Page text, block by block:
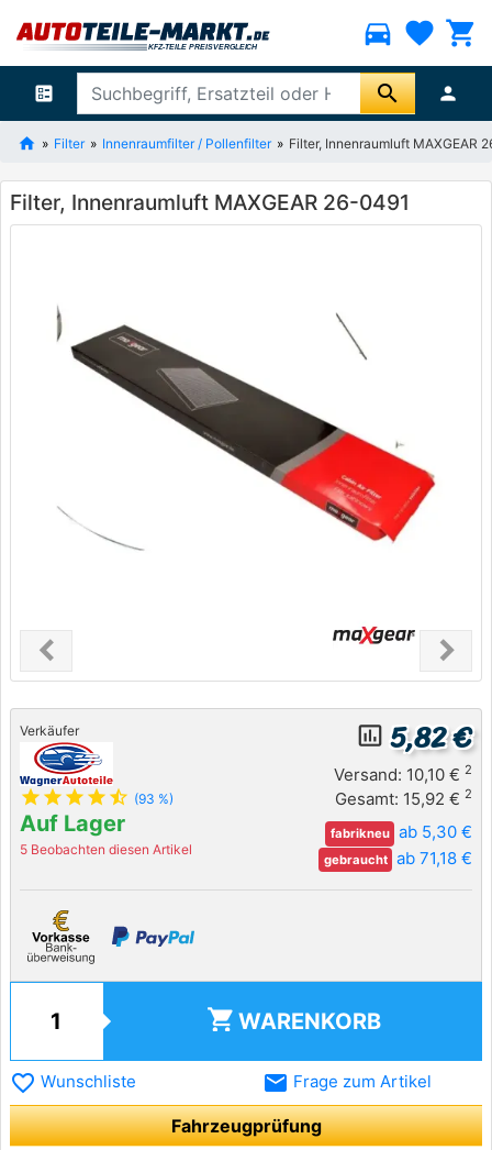
directions_car favorite shopping_cart
ballot search person
Filter Innenraumfilter / Pollenfilter Filter, Innenraumluft MAXGEAR
Filter, Innenraumluft MAXGEAR 26-0491
chevron_leftPrevious chevron_right
Next
Verkäufer
star star star star star_half (93 %)
Auf Lager
5 Beobachten diesen Artikel
insert_chart_outlined 5,82 €
Versand: 10,10 € 2
Gesamt: 15,92 € 2
fabrikneu ab 5,30 €
gebraucht ab 71,18 €
shopping_cart WARENKORB
favorite_border Wunschliste email Frage zum Artikel
Fahrzeugprüfung